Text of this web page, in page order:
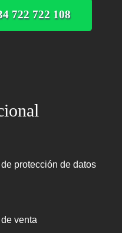
722 722 108
protección de datos
venta